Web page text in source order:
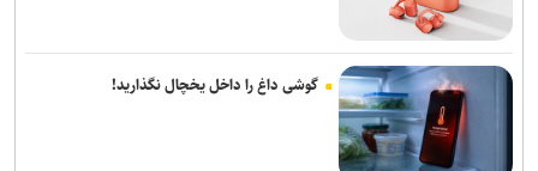
گوشی داغ را داخل یخچال نگذارید!